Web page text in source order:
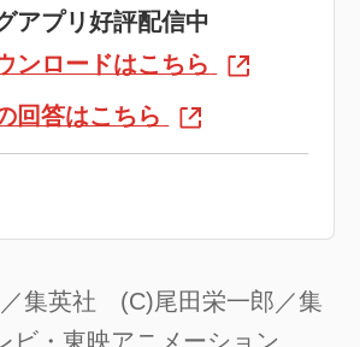
アプリ好評配信中
ンロードはこちら
回答はこちら
集英社 (C)尾田栄一郎／集
ビ・東映アニメーション